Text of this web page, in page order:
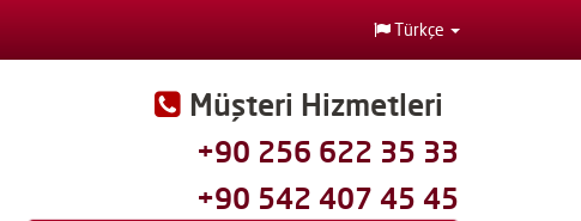
Türkçe
Müşteri Hizmetleri
+90 256 622 35 33
+90 542 407 45 45